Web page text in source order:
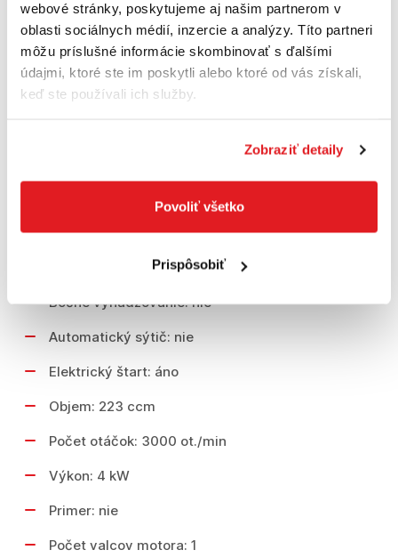
webové stránky, poskytujeme aj našim partnerom v
oblasti sociálnych médií, inzercie a analýzy. Títo partneri
môžu príslušné informácie skombinovať s ďalšími
údajmi, ktoré ste im poskytli alebo ktoré od vás získali,
keď ste používali ich služby.
Zobraziť detaily
Povoliť všetko
Prispôsobiť
Zadné koleso (Ø v palcoch): 13X5.0-6
Predné koleso (Ø v palcoch): 11X4.0-5
Šírka záberu: 62 cm
Nastavenie výšky kosenia: Centrálne - 4
polohy
Funkcia mulčovanie: nie
Bočné vyhadzovanie: nie
Automatický sýtič: nie
Elektrický štart: áno
Objem: 223 ccm
Počet otáčok: 3000 ot./min
Výkon: 4 kW
Primer: nie
Počet valcov motora: 1